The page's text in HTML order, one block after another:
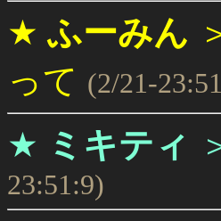
★ふーみん
って (2/21-
★ ミキティ
23:51:9)